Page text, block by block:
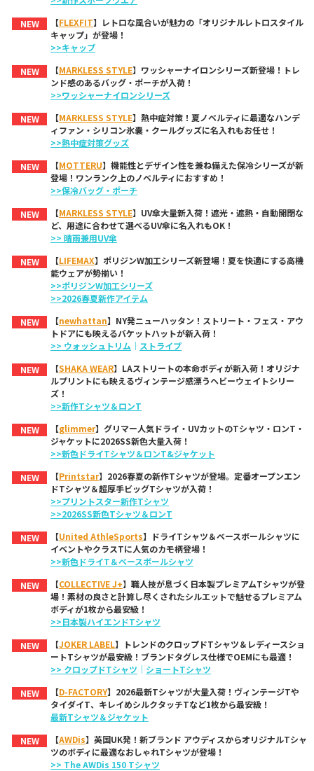
NEW
【FLEXFIT】レトロな風合いが魅力の「オリジナルレトロスタイル
キャップ」が登場！
>>キャップ
NEW
【MARKLESS STYLE】ワッシャーナイロンシリーズ新登場！トレ
ンド感のあるバッグ・ポーチが入荷！
>>ワッシャーナイロンシリーズ
NEW
【MARKLESS STYLE】熱中症対策！夏ノベルティに最適なハンデ
ィファン・シリコン氷嚢・クールグッズに名入れもお任せ！
>>熱中症対策グッズ
NEW
【MOTTERU】機能性とデザイン性を兼ね備えた保冷シリーズが新
登場！ワンランク上のノベルティにおすすめ！
>>保冷バッグ・ポーチ
NEW
【MARKLESS STYLE】UV傘大量新入荷！遮光・遮熱・自動開閉な
ど、用途に合わせて選べるUV傘に名入れもOK！
>> 晴雨兼用UV傘
NEW
【LIFEMAX】ポリジンW加工シリーズ新登場！夏を快適にする高機
能ウェアが勢揃い！
>>ポリジンW加工シリーズ
>>2026春夏新作アイテム
NEW
【newhattan】NY発ニューハッタン！ストリート・フェス・アウ
トドアにも映えるバケットハットが新入荷！
>> ウォッシュトリム ｜ ストライプ
NEW
【SHAKA WEAR】LAストリートの本命ボディが新入荷！オリジナ
ルプリントにも映えるヴィンテージ感漂うヘビーウェイトシリー
ズ！
>>新作Tシャツ＆ロンT
NEW
【glimmer】グリマー人気ドライ・UVカットのTシャツ・ロンT・
ジャケットに2026SS新色大量入荷！
>>新色ドライTシャツ＆ロンT&ジャケット
NEW
【Printstar】2026春夏の新作Tシャツが登場。定番オープンエン
ドTシャツ＆超厚手ビッグTシャツが入荷！
>>プリントスター新作Tシャツ
>>2026SS新色Tシャツ＆ロンT
NEW
【United AthleSports】ドライTシャツ＆ベースボールシャツに
イベントやクラスTに人気のカモ柄登場！
>>新色ドライT＆ベースボールシャツ
NEW
【COLLECTIVE J+】職人技が息づく日本製プレミアムTシャツが登
場！素材の良さと計算し尽くされたシルエットで魅せるプレミアム
ボディが1枚から最安級！
>>日本製ハイエンドTシャツ
NEW
【JOKER LABEL】トレンドのクロップドTシャツ＆レディースショ
ートTシャツが最安級！ブランドタグレス仕様でOEMにも最適！
>> クロップドTシャツ ｜ ショートTシャツ
NEW
【D-FACTORY】2026最新Tシャツが大量入荷！ヴィンテージTや
タイダイT、キレイめシルクタッチTなど1枚から最安級！
最新Tシャツ＆ジャケット
NEW
【AWDis】英国UK発！新ブランド アウディスからオリジナルTシャ
ツのボディに最適なおしゃれTシャツが登場！
>> The AWDis 150 Tシャツ